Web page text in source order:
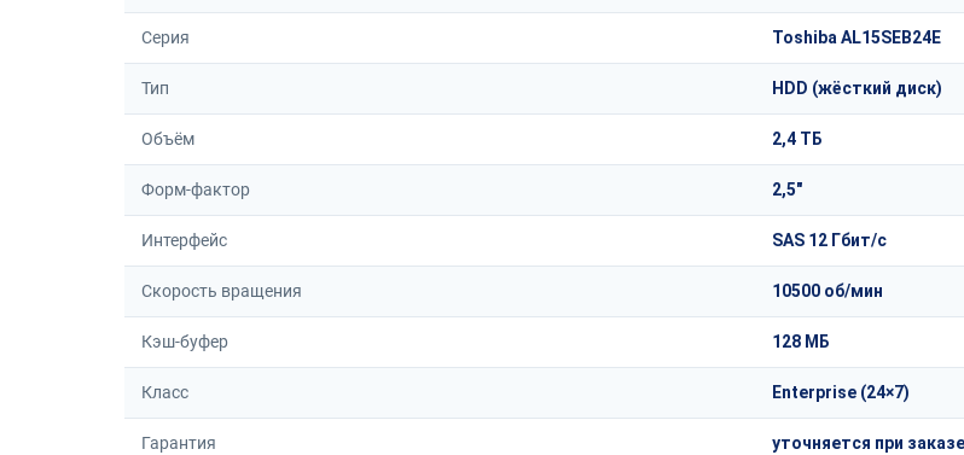
Серия Toshiba AL15SEB24E
Тип HDD (жёсткий диск)
Объём 2,4 ТБ
Форм-фактор 2,5"
Интерфейс SAS 12 Гбит/с
Скорость вращения 10500 об/мин
Кэш-буфер 128 МБ
Класс Enterprise (24×7)
Гарантия уточняется при заказе